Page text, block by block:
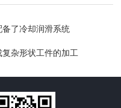
了冷却润滑系统
杂形状工件的加工